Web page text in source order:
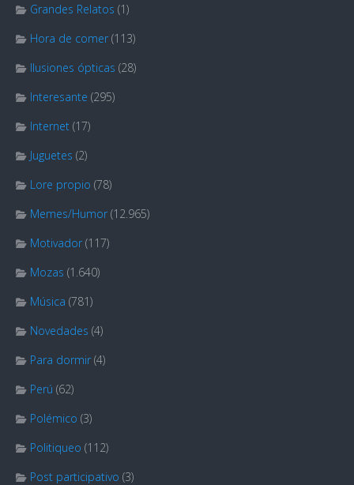
Grandes Relatos (1)
Hora de comer (113)
Ilusiones ópticas (28)
Interesante (295)
Internet (17)
Juguetes (2)
Lore propio (78)
Memes/Humor (12.965)
Motivador (117)
Mozas (1.640)
Música (781)
Novedades (4)
Para dormir (4)
Perú (62)
Polémico (3)
Politiqueo (112)
Post participativo (3)